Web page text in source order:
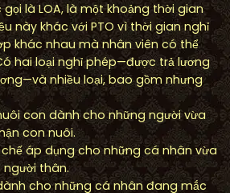
là LOA, là một khoảng thời gian
này khác với PTO vì thời gian nghỉ
khác nhau mà nhân viên có thể
hai loại nghỉ phép—được trả lương
nhiều loại, bao gồm nhưng
con dành cho những người vừa
con nuôi.
áp dụng cho những cá nhân vừa
thân.
cho những cá nhân đang mắc